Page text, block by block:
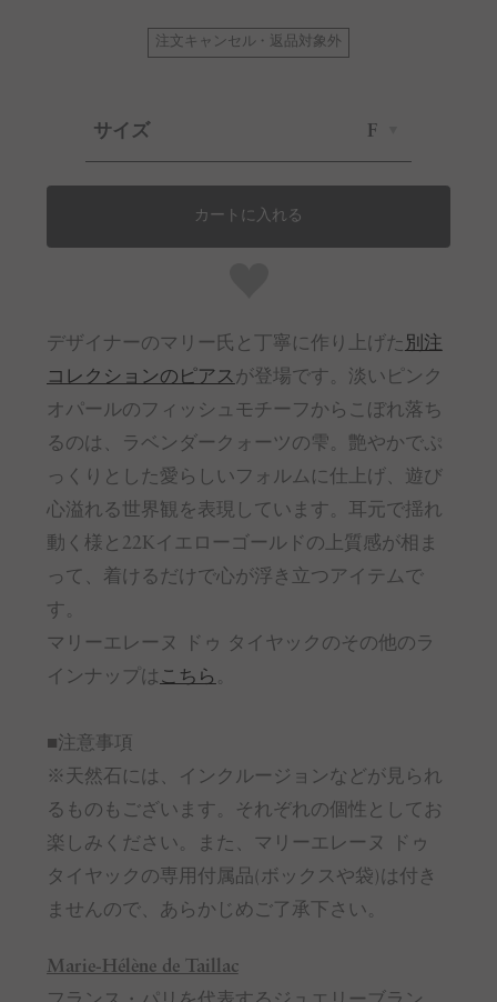
注文キャンセル・返品対象外
サイズ F
カートに入れる
デザイナーのマリー氏と丁寧に作り上げた 別注
コレクションのピアスが登場です。淡いピンク
オパールのフィッシュモチーフからこぼれ落ち
るのは、ラベンダークォーツの雫。艶やかでぷ
っくりとした愛らしいフォルムに仕上げ、遊び
心溢れる世界観を表現しています。耳元で揺れ
動く様と22Kイエローゴールドの上質感が相ま
って、着けるだけで心が浮き立つアイテムで
す。
マリーエレーヌ ドゥ タイヤックのその他のラ
インナップは こちら 。
■注意事項
※天然石には、インクルージョンなどが見られ
るものもございます。それぞれの個性としてお
楽しみください。また、マリーエレーヌ ドゥ
タイヤックの専用付属品(ボックスや袋)は付き
ませんので、あらかじめご了承下さい。
Marie-Hélène de Taillac